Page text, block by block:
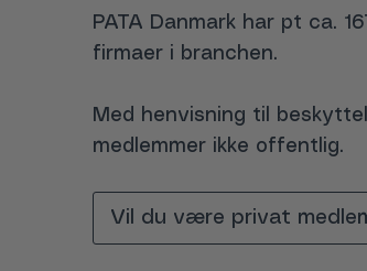
PATA Danmark har pt ca.
firmaer i branchen.
Med henvisning til
medlemmer ikke offentlig.
Vil du være privat